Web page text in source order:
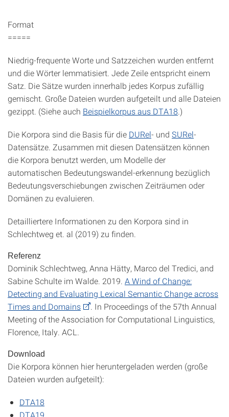
Format
=====
Niedrig-frequente Worte und Satzzeichen wurden entfernt
und die Wörter lemmatisiert. Jede Zeile entspricht einem
Satz. Die Sätze wurden innerhalb jedes Korpus zufällig
gemischt. Große Dateien wurden aufgeteilt und alle Dateien
gezippt. (Siehe auch Beispielkorpus aus DTA18 .)
Die Korpora sind die Basis für die DURel- und SURel-
Datensätze. Zusammen mit diesen Datensätzen können
die Korpora benutzt werden, um Modelle der
automatischen Bedeutungswandel-erkennung bezüglich
Bedeutungsverschiebungen zwischen Zeiträumen oder
Domänen zu evaluieren.
Detailliertere Informationen zu den Korpora sind in
Schlechtweg et. al (2019) zu finden.
Referenz
Dominik Schlechtweg, Anna Hätty, Marco del Tredici, and
Sabine Schulte im Walde. 2019. A Wind of Change:
Detecting and Evaluating Lexical Semantic Change across
Times and Domains
. In Proceedings of the 57th Annual
Meeting of the Association for Computational Linguistics,
Florence, Italy. ACL.
Download
Die Korpora können hier heruntergeladen werden (große
Dateien wurden aufgeteilt):
DTA18
DTA19